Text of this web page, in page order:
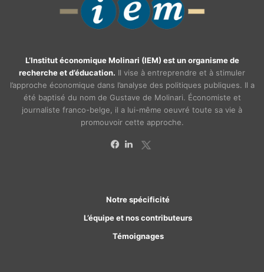
L’Institut économique Molinari (IEM) est un organisme de
recherche et d’éducation. Il vise à entreprendre et à stimuler
l’approche économique dans l’analyse des politiques publiques. Il a
été baptisé du nom de Gustave de Molinari. Économiste et
journaliste franco-belge, il a lui-même oeuvré toute sa vie à
promouvoir cette approche.
Notre spécificité
L’équipe et nos contributeurs
Témoignages